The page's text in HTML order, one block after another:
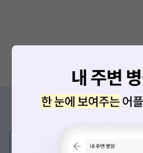
증상/치료, 궁금
💬 무엇이든 물어보세요